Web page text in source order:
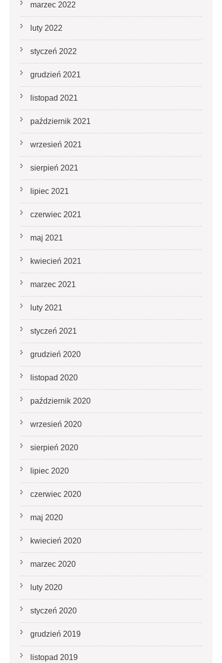
marzec 2022
luty 2022
styczeń 2022
grudzień 2021
listopad 2021
październik 2021
wrzesień 2021
sierpień 2021
lipiec 2021
czerwiec 2021
maj 2021
kwiecień 2021
marzec 2021
luty 2021
styczeń 2021
grudzień 2020
listopad 2020
październik 2020
wrzesień 2020
sierpień 2020
lipiec 2020
czerwiec 2020
maj 2020
kwiecień 2020
marzec 2020
luty 2020
styczeń 2020
grudzień 2019
listopad 2019